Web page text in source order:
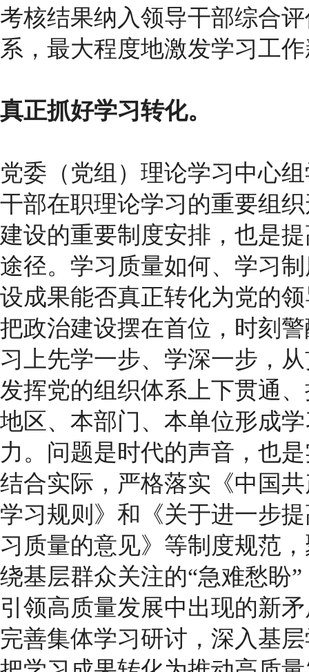
考核结果纳入领导干部综合
系，最大程度地激发学习工
真正抓好学习转化。
党委（党组）理论学习中心
干部在职理论学习的重要组
建设的重要制度安排，也是
途径。学习质量如何、学习
设成果能否真正转化为党的
把政治建设摆在首位，时刻
习上先学一步、学深一步，
发挥党的组织体系上下贯通
地区、本部门、本单位形成
力。问题是时代的声音，也
结合实际，严格落实《中国
学习规则》和《关于进一步
习质量的意见》等制度规范
绕基层群众关注的“急难愁盼
引领高质量发展中出现的新
完善集体学习研讨，深入基